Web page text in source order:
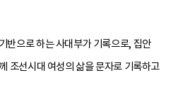
반으로 하는 사대부가 기록으로, 집안
조선시대 여성의 삶을 문자로 기록하고